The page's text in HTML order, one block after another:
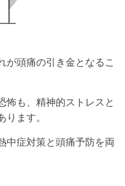
が頭痛の引き金となるこ
怖も、精神的ストレスと
ます。
中症対策と頭痛予防を両